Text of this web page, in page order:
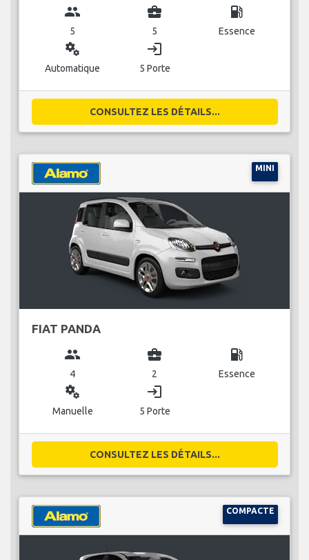
group
5
business_center
5
local_gas_station
Essence
miscellaneous_services
Automatique
login
5 Porte
CONSULTEZ LES DÉTAILS...
MINI
FIAT PANDA
group
4
business_center
2
local_gas_station
Essence
miscellaneous_services
Manuelle
login
5 Porte
CONSULTEZ LES DÉTAILS...
COMPACTE